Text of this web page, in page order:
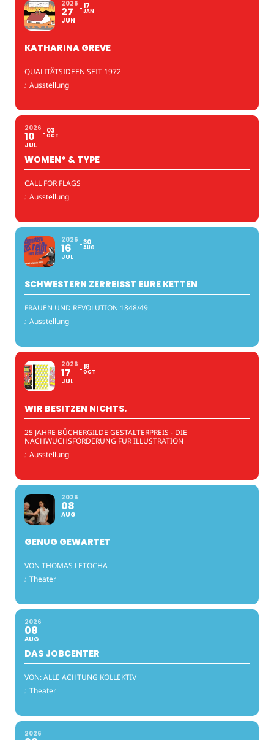
2026
27
JUN
17
JAN
KATHARINA GREVE
QUALITÄTSIDEEN SEIT 1972
: Ausstellung
2026
10
JUL
03
OCT
WOMEN* & TYPE
CALL FOR FLAGS
: Ausstellung
2026
16
JUL
30
AUG
SCHWESTERN ZERREISST EURE KETTEN
FRAUEN UND REVOLUTION 1848/49
: Ausstellung
2026
17
JUL
18
OCT
WIR BESITZEN NICHTS.
25 JAHRE BÜCHERGILDE GESTALTERPREIS - DIE
NACHWUCHSFÖRDERUNG FÜR ILLUSTRATION
: Ausstellung
2026
08
AUG
GENUG GEWARTET
VON THOMAS LETOCHA
: Theater
2026
08
AUG
DAS JOBCENTER
VON: ALLE ACHTUNG KOLLEKTIV
: Theater
2026